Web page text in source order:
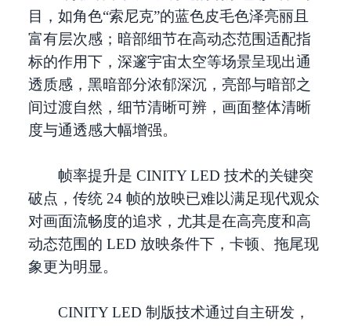
目，如角色“索尼克”的蓝色皮毛色泽亮丽且
富有层次感；暗部细节在高动态范围适配指
标的作用下，深邃宇宙太空等场景呈现出通
透质感，黑暗部分浓郁深沉，亮部与暗部之
间过渡自然，细节清晰可辨，画面整体清晰
度与通透感大幅增强。
帧率提升是 CINITY LED 技术的关键突
破点，传统 24 帧的放映已难以满足现代观众
对画面流畅度的追求，尤其是在高亮度和高
动态范围的 LED 放映条件下，卡顿、拖尾现
象更为明显。
CINITY LED 制版技术通过自主研发，